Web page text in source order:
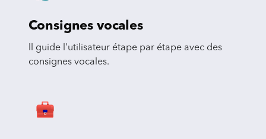
Consignes vocales
Il guide l'utilisateur étape par étape avec des
consignes vocales.